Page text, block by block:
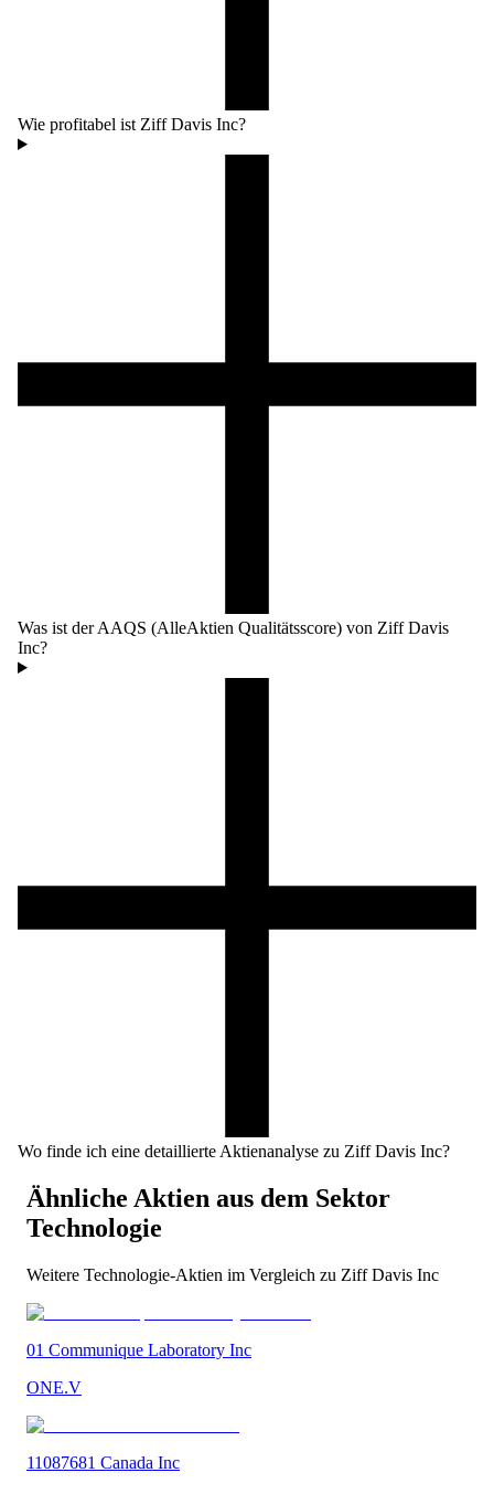
Wie profitabel ist Ziff Davis Inc?
Was ist der AAQS (AlleAktien Qualitätsscore) von Ziff Davis
Inc?
Wo finde ich eine detaillierte Aktienanalyse zu Ziff Davis Inc?
Ähnliche Aktien aus dem Sektor
Technologie
Weitere Technologie-Aktien im Vergleich zu Ziff Davis Inc
01 Communique Laboratory Inc
ONE.V
11087681 Canada Inc